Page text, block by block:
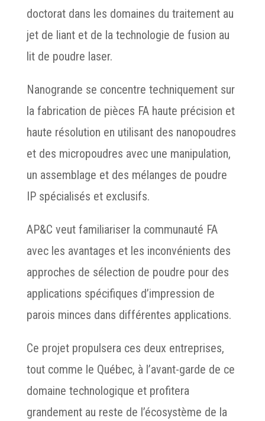
doctorat dans les domaines du traitement au
jet de liant et de la technologie de fusion au
lit de poudre laser.
Nanogrande se concentre techniquement sur
la fabrication de pièces FA haute précision et
haute résolution en utilisant des nanopoudres
et des micropoudres avec une manipulation,
un assemblage et des mélanges de poudre
IP spécialisés et exclusifs.
AP&C veut familiariser la communauté FA
avec les avantages et les inconvénients des
approches de sélection de poudre pour des
applications spécifiques d’impression de
parois minces dans différentes applications.
Ce projet propulsera ces deux entreprises,
tout comme le Québec, à l’avant-garde de ce
domaine technologique et profitera
grandement au reste de l’écosystème de la